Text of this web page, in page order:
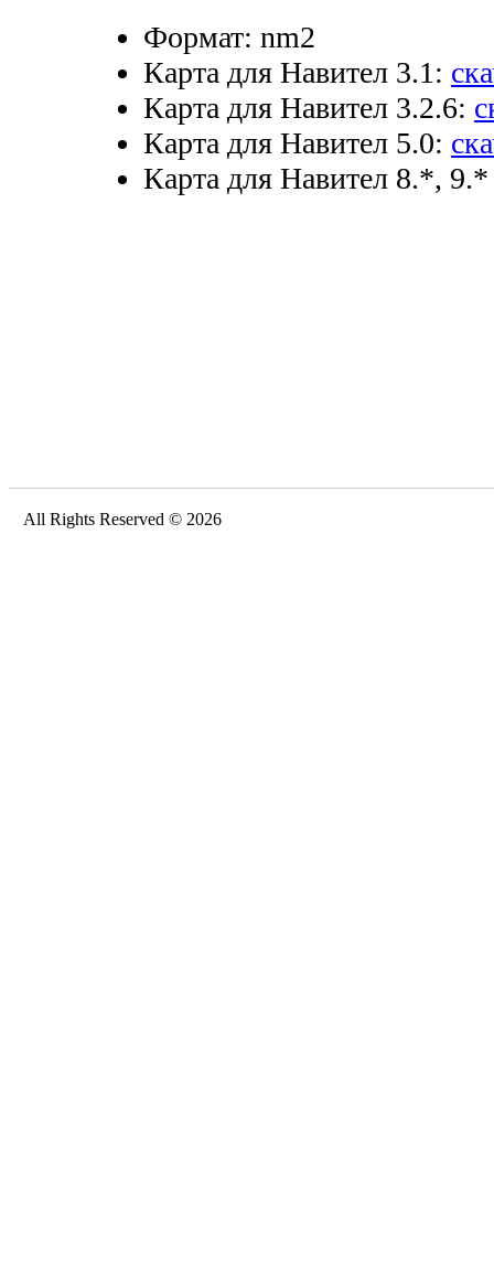
Формат: nm2
Карта для Навител 3.1:
Карта для Навител 3.2.6:
Карта для Навител 5.0:
Карта для Навител 8.*,
All Rights Reserved © 2026